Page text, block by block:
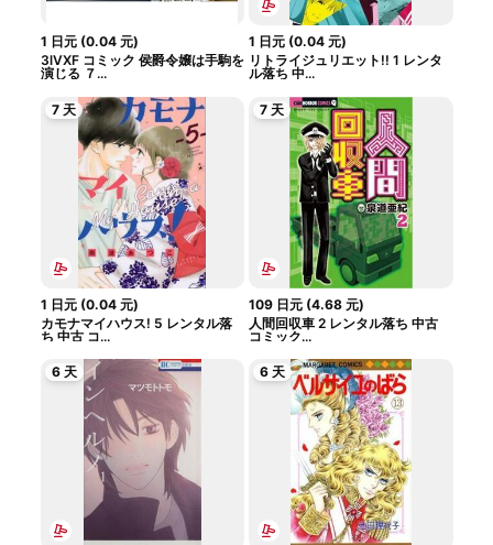
1 日元(0.04 元)
3lVXF コミック 侯爵令嬢は手駒を
演じる ７...
1 日元 (0.04 元)
リトライジュリエット!! 1 レンタ
ル落ち 中...
7 天
1 日元(0.04 元)
カモナマイハウス! 5 レンタル落
ち 中古 コ...
7 天
109 日元 (4.68 元)
人間回収車 2 レンタル落ち 中古
コミック...
6 天 6 天